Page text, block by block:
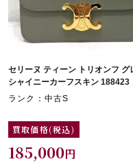
セリーヌ ティーン トリオンフ グ
シャイニーカーフスキン 188423
ランク：中古S
買取価格(税込)
185,000円